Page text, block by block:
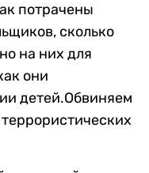
потрачены
сколько
на них для
они
детей.Обвиняем